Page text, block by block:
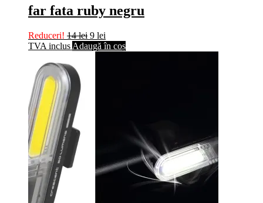
far fata ruby negru
Reduceri! 14lei 9 lei
TVA inclus Adaugă în coș